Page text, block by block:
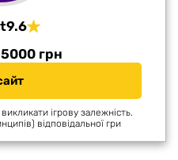
9.6
5000 грн
ігрову залежність.
відповідальної гри